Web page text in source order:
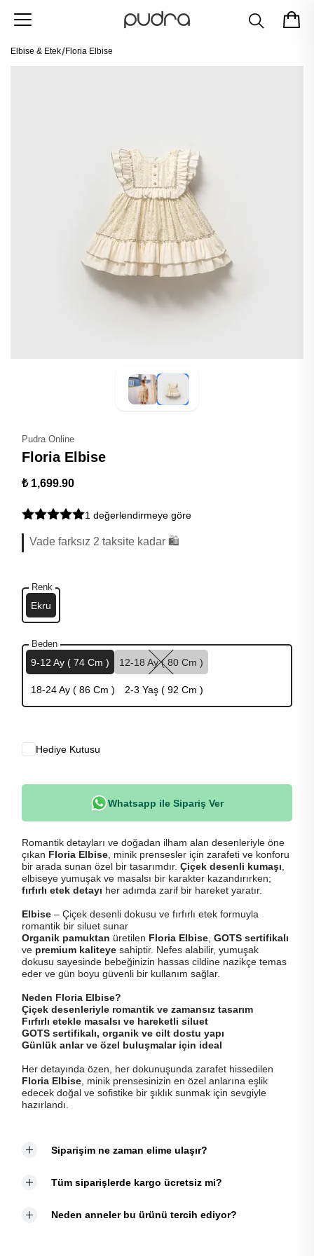
Elbise & Etek Floria Elbise
Pudra Online
Floria Elbise
₺ 1,699.90
1 değerlendirmeye göre
Vade farksız 2 taksite kadar 🛍️
Renk
Ekru
Beden
9-12 Ay ( 74 Cm ) 12-18 Ay ( 80 Cm )
18-24 Ay ( 86 Cm ) 2-3 Yaş ( 92 Cm )
Hediye Kutusu
Whatsapp ile Sipariş Ver
Romantik detayları ve doğadan ilham alan desenleriyle öne
çıkan Floria Elbise, minik prensesler için zarafeti ve konforu
bir arada sunan özel bir tasarımdır. Çiçek desenli kumaşı,
elbiseye yumuşak ve masalsı bir karakter kazandırırken;
fırfırlı etek detayı her adımda zarif bir hareket yaratır.
Elbise – Çiçek desenli dokusu ve fırfırlı etek formuyla
romantik bir siluet sunar
Organik pamuktan üretilen Floria Elbise, GOTS sertifikalı
ve premium kaliteye sahiptir. Nefes alabilir, yumuşak
dokusu sayesinde bebeğinizin hassas cildine nazikçe temas
eder ve gün boyu güvenli bir kullanım sağlar.
Neden Floria Elbise?
Çiçek desenleriyle romantik ve zamansız tasarım
Fırfırlı etekle masalsı ve hareketli siluet
GOTS sertifikalı, organik ve cilt dostu yapı
Günlük anlar ve özel buluşmalar için ideal
Her detayında özen, her dokunuşunda zarafet hissedilen
Floria Elbise, minik prensesinizin en özel anlarına eşlik
edecek doğal ve sofistike bir şıklık sunmak için sevgiyle
hazırlandı.
Siparişim ne zaman elime ulaşır?
Tüm siparişlerde kargo ücretsiz mi?
Neden anneler bu ürünü tercih ediyor?